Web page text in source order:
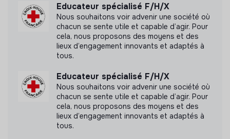
Educateur spécialisé F/H/X
Nous souhaitons voir advenir une société où
chacun se sente utile et capable d’agir. Pour
cela, nous proposons des moyens et des
lieux d’engagement innovants et adaptés à
tous.
Educateur spécialisé F/H/X
Nous souhaitons voir advenir une société où
chacun se sente utile et capable d’agir. Pour
cela, nous proposons des moyens et des
lieux d’engagement innovants et adaptés à
tous.